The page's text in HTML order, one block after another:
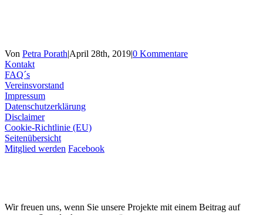
Von Petra Porath|April 28th, 2019|0 Kommentare
Kontakt
FAQ´s
Vereinsvorstand
Impressum
Datenschutzerklärung
Disclaimer
Cookie-Richtlinie (EU)
Seitenübersicht
Mitglied werden Facebook
Wir freuen uns, wenn Sie unsere Projekte mit einem Beitrag auf